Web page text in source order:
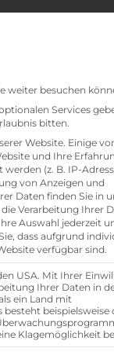
weiter besuchen
Services
bitten.
Website. Einige
und Ihre
(z. B. IP-
von Anzeigen und
Daten finden Sie in
Verarbeitung Ihrer
Auswahl jederzeit
dass aufgrund
verfügbar sind.
USA. Mit Ihrer
Ihrer Daten in
ein Land mit
beispielsweise
Klagemöglichkeit